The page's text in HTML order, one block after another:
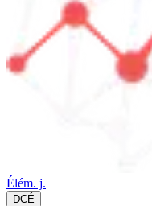
Élém. j.
DCÉ